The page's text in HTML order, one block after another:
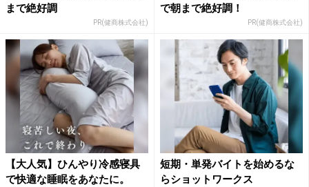
まで絶好調
PR(健商株式会社)
で朝まで絶好調！
PR(健商株式会社)
【大人気】ひんやり冷感寝具
で快適な睡眠をあなたに。
短期・単発バイトを始めるな
らショットワークス